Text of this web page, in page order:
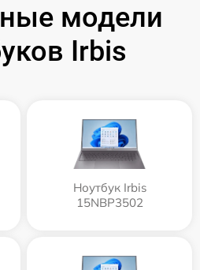
модели
Irbis
Ноутбук Irbis
15NBP3502